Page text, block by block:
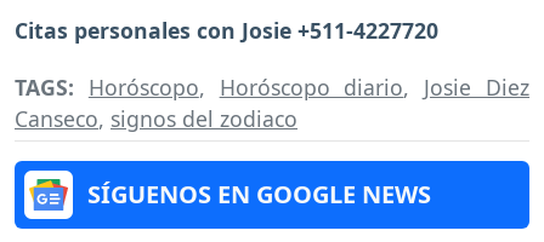
Citas personales con Josie +511-4227720
TAGS: Horóscopo, Horóscopo diario, Josie Diez
Canseco, signos del zodiaco
SÍGUENOS EN GOOGLE NEWS